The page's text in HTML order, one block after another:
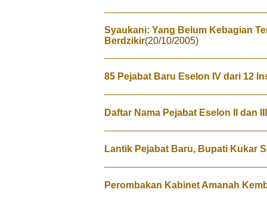
Syaukani: Yang Belum Kebagian
Berdzikir(20/10/2005)
85 Pejabat Baru Eselon IV dari 12
Daftar Nama Pejabat Eselon II dan
Lantik Pejabat Baru, Bupati Kukar
Perombakan Kabinet Amanah